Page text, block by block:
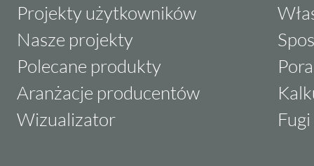
Projekty użytkowników
Nasze projekty
Polecane produkty
Aranżacje producentów
Wizualizator